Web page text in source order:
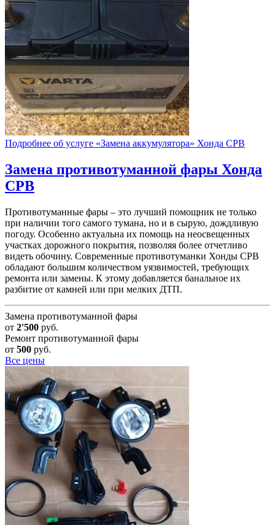
Подробнее об услуге «Замена аккумулятора» Хонда СРВ
Замена противотуманной фары Хонда
СРВ
Противотуманные фары – это лучший помощник не только
при наличии того самого тумана, но и в сырую, дождливую
погоду. Особенно актуальна их помощь на неосвещенных
участках дорожного покрытия, позволяя более отчетливо
видеть обочину. Современные противотуманки Хонды СРВ
обладают большим количеством уязвимостей, требующих
ремонта или замены. К этому добавляется банальное их
разбитие от камней или при мелких ДТП.
Замена противотуманной фары
от 2'500 руб.
Ремонт противотуманной фары
от 500 руб.
Все цены